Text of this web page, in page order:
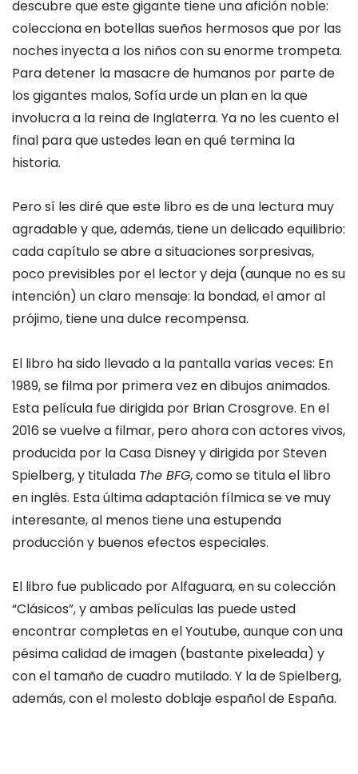
descubre que este gigante tiene una afición noble:
colecciona en botellas sueños hermosos que por las
noches inyecta a los niños con su enorme trompeta.
Para detener la masacre de humanos por parte de
los gigantes malos, Sofía urde un plan en la que
involucra a la reina de Inglaterra. Ya no les cuento el
final para que ustedes lean en qué termina la
historia.
Pero sí les diré que este libro es de una lectura muy
agradable y que, además, tiene un delicado equilibrio:
cada capítulo se abre a situaciones sorpresivas,
poco previsibles por el lector y deja (aunque no es su
intención) un claro mensaje: la bondad, el amor al
prójimo, tiene una dulce recompensa.
El libro ha sido llevado a la pantalla varias veces: En
1989, se filma por primera vez en dibujos animados.
Esta película fue dirigida por Brian Crosgrove. En el
2016 se vuelve a filmar, pero ahora con actores vivos,
producida por la Casa Disney y dirigida por Steven
Spielberg, y titulada The BFG, como se titula el libro
en inglés. Esta última adaptación fílmica se ve muy
interesante, al menos tiene una estupenda
producción y buenos efectos especiales.
El libro fue publicado por Alfaguara, en su colección
“Clásicos”, y ambas películas las puede usted
encontrar completas en el Youtube, aunque con una
pésima calidad de imagen (bastante pixeleada) y
con el tamaño de cuadro mutilado. Y la de Spielberg,
además, con el molesto doblaje español de España.